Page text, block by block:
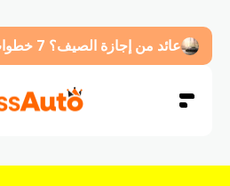
عائد من إجازة الصيف؟ 7 خطوات ضرورية لتجهيز سيارتك قبل العودة للدوام